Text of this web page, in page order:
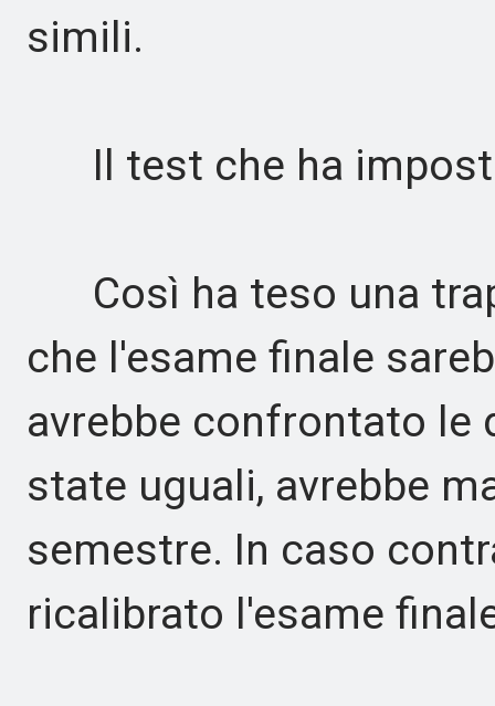
simili.
Il test che ha
Così ha teso una
che l'esame finale
avrebbe confrontato le
state uguali, avrebbe
semestre. In caso
ricalibrato l'esame